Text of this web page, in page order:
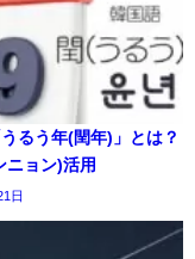
るう年(閏年)」とは？
ニョン)活用
日